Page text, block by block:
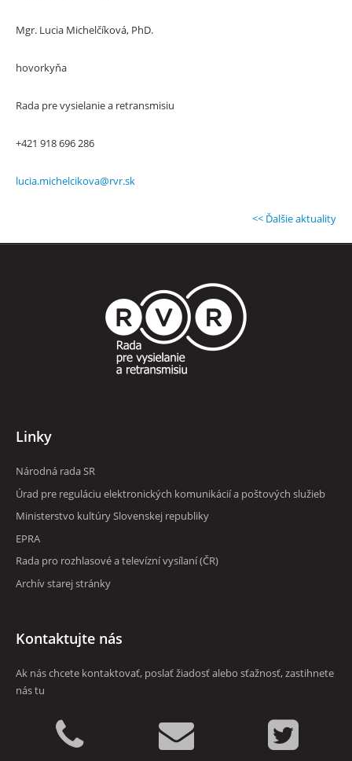
Mgr. Lucia Michelčíková, PhD.
hovorkyňa
Rada pre vysielanie a retransmisiu
+421 918 696 286
lucia.michelcikova@rvr.sk
<< Ďalšie aktuality
RVR
Linky
Národná rada SR
Úrad pre reguláciu elektronických komunikácií a poštových služieb
Ministerstvo kultúry Slovenskej republiky
EPRA
Rada pro rozhlasové a televízní vysílaní (ČR)
Archív starej stránky
Kontaktujte nás
Ak nás chcete kontaktovať, poslať žiadosť alebo sťažnosť, zastihnete
nás tu